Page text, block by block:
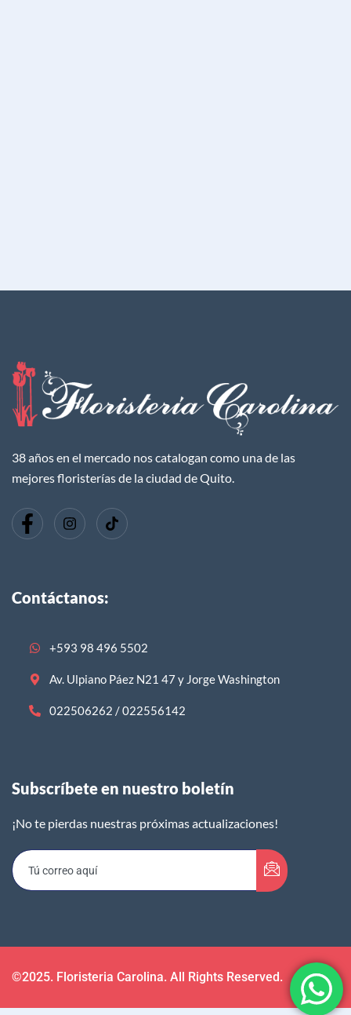
38 años en el mercado nos catalogan como una de las
mejores floristerías de la ciudad de Quito.
Contáctanos:
+593 98 496 5502
Av. Ulpiano Páez N21 47 y Jorge Washington
022506262 / 022556142
Subscríbete en nuestro boletín​
¡No te pierdas nuestras próximas actualizaciones!
©2025. Floristeria Carolina. All Rights Reserved.